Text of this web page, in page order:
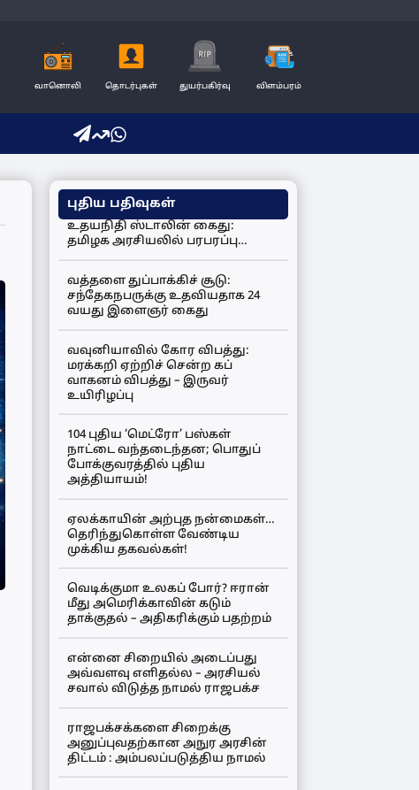
வானொலி தொடர்புகள் துயர்பகிர்வு விளம்பரம்
புதிய பதிவுகள்
உதயநிதி ஸ்டாலின் கைது:
தமிழக அரசியலில் பரபரப்பு…
வத்தளை துப்பாக்கிச் சூடு:
சந்தேகநபருக்கு உதவியதாக 24
வயது இளைஞர் கைது
வவுனியாவில் கோர விபத்து:
மரக்கறி ஏற்றிச் சென்ற கப்
வாகனம் விபத்து – இருவர்
உயிரிழப்பு
104 புதிய ‘மெட்ரோ’ பஸ்கள்
நாட்டை வந்தடைந்தன; பொதுப்
போக்குவரத்தில் புதிய
அத்தியாயம்!
ஏலக்காயின் அற்புத நன்மைகள்…
தெரிந்துகொள்ள வேண்டிய
முக்கிய தகவல்கள்!
வெடிக்குமா உலகப் போர்? ஈரான்
மீது அமெரிக்காவின் கடும்
தாக்குதல் – அதிகரிக்கும் பதற்றம்
என்னை சிறையில் அடைப்பது
அவ்வளவு எளிதல்ல – அரசியல்
சவால் விடுத்த நாமல் ராஜபக்ச
ராஜபக்சக்களை சிறைக்கு
அனுப்புவதற்கான அநுர அரசின்
திட்டம் : அம்பலப்படுத்திய நாமல்